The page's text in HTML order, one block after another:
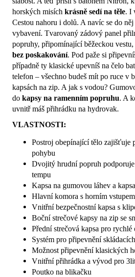
horských misích krásně sedí na těle. I
Cestou nahoru i dolů. A navíc se do
vybavení. Tvarovaný zádový panel
popruhy, připomínající běžeckou vestu,
bez poskakování. Pod paže si
případně ty klasické upevníš na čelo
telefon – všechno budeš mít po ruce v
kapsách na zip. A jak s vodou?
do kapsy na ramenním popruhu. A
uvnitř máš přihrádku na hydrovak.
VLASTNOSTI:
Postroj obepínající tělo zajišťuje
pohybu
Dvojitý hrudní popruh
tempu
Kapsa na gumovou láhev a
Hlavní komora s horním
Vnitřní bezpečnostní kapsa s
Boční strečové kapsy na zip se
Přední strečová kapsa pro
Systém pro připevnění
Možnost připevnění klasických
Vnitřní přihrádka a vývod pro
Poutko na blikačku